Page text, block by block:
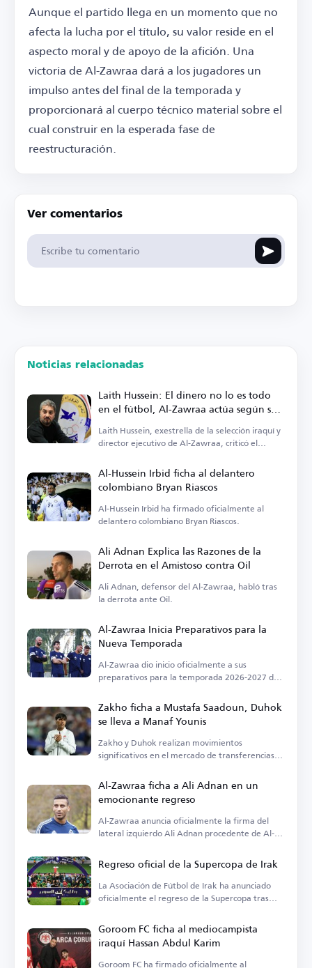
Aunque el partido llega en un momento que no
afecta la lucha por el título, su valor reside en el
aspecto moral y de apoyo de la afición. Una
victoria de Al-Zawraa dará a los jugadores un
impulso antes del final de la temporada y
proporcionará al cuerpo técnico material sobre el
cual construir en la esperada fase de
reestructuración.
Ver comentarios
Noticias relacionadas
Laith Hussein: El dinero no lo es todo
en el fútbol, Al-Zawraa actúa según sus
posibilidades
Laith Hussein, exestrella de la selección iraquí y
director ejecutivo de Al-Zawraa, criticó el
Al-Hussein Irbid ficha al delantero
colombiano Bryan Riascos
Al-Hussein Irbid ha firmado oficialmente al
delantero colombiano Bryan Riascos.
Ali Adnan Explica las Razones de la
Derrota en el Amistoso contra Oil
Ali Adnan, defensor del Al-Zawraa, habló tras
la derrota ante Oil.
Al-Zawraa Inicia Preparativos para la
Nueva Temporada
Al-Zawraa dio inicio oficialmente a sus
preparativos para la temporada 2026-2027 de
Zakho ficha a Mustafa Saadoun, Duhok
se lleva a Manaf Younis
Zakho y Duhok realizan movimientos
significativos en el mercado de transferencias
Al-Zawraa ficha a Ali Adnan en un
emocionante regreso
Al-Zawraa anuncia oficialmente la firma del
lateral izquierdo Ali Adnan procedente de Al-
Regreso oficial de la Supercopa de Irak
La Asociación de Fútbol de Irak ha anunciado
oficialmente el regreso de la Supercopa tras
Goroom FC ficha al mediocampista
iraquí Hassan Abdul Karim
Goroom FC ha firmado oficialmente al